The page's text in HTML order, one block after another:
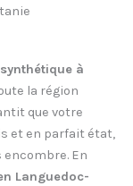
à
la région
que votre
et en parfait état,
En
Languedoc-